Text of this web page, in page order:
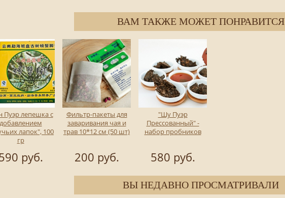
ВАМ ТАКЖЕ МОЖЕТ ПОНРАВИТСЯ
Пуэр лепешка с
добавлением
лапок", 100
гр
руб.
Фильтр-пакеты для
заваривания чая и
трав 10*12 см (50 шт)
200 руб.
"Шу Пуэр
Прессованный" -
набор пробников
580 руб.
ВЫ НЕДАВНО ПРОСМАТРИВАЛИ